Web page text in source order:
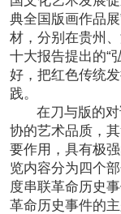
典全国版画作品
材，分别在贵州
十大报告提出的“
好，把红色传统
践。
在刀与版的
协的艺术品质，
要作用，具有极
览内容分为四个
度串联革命历史
革命历史事件的